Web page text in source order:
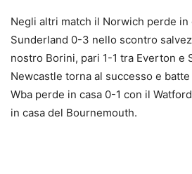
Negli altri match il Norwich perde in
Sunderland 0-3 nello scontro
nostro Borini, pari 1-1 tra Everton e
Newcastle torna al successo e
Wba perde in casa 0-1 con il
in casa del Bournemouth.